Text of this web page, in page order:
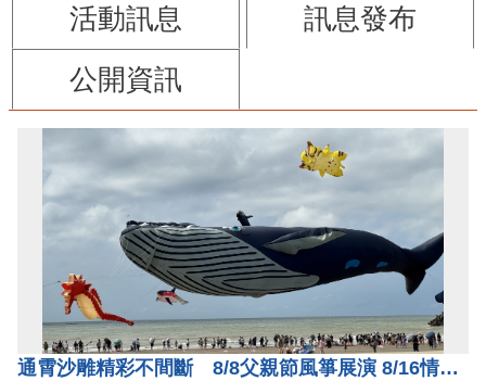
活動訊息
訊息發布
公開資訊
通霄沙雕精彩不間斷 8/8父親節風箏展演 8/16情人節66對浪漫挑戰送好禮